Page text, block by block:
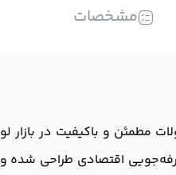
مشخصات
108 یکی از محصولات مطمئن و